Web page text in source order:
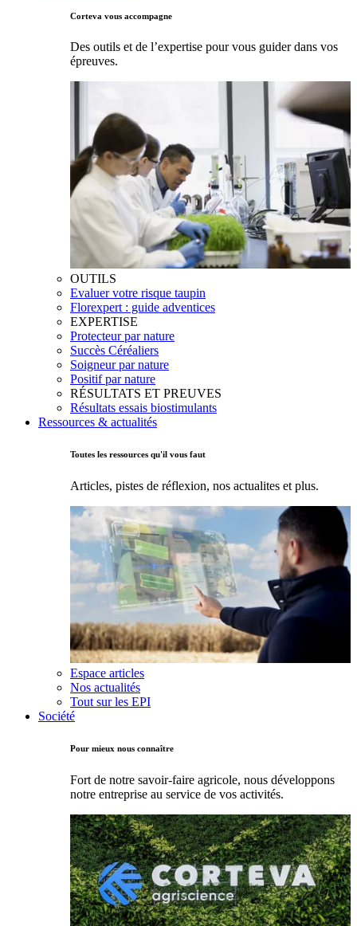
Corteva vous accompagne
Des outils et de l’expertise pour vous guider dans vos
épreuves.
OUTILS
Evaluer votre risque taupin
Florexpert : guide adventices
EXPERTISE
Protecteur par nature
Succès Céréaliers
Soigneur par nature
Positif par nature
RÉSULTATS ET PREUVES
Résultats essais biostimulants
Ressources & actualités
Toutes les ressources qu'il vous faut
Articles, pistes de réflexion, nos actualites et plus.
Espace articles
Nos actualités
Tout sur les EPI
Société
Pour mieux nous connaître
Fort de notre savoir-faire agricole, nous développons
notre entreprise au service de vos activités.